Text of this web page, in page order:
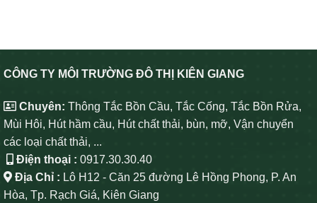
CÔNG TY MÔI TRƯỜNG ĐÔ THỊ KIÊN GIANG
Chuyên: Thông Tắc Bồn Cầu, Tắc Cống, Tắc Bồn Rửa,
Mùi Hôi, Hút hầm cầu, Hút chất thải, bùn, mỡ, Vận chuyển
các loại chất thải, ...
Điện thoại : 0917.30.30.40
Địa Chỉ : Lô H12 - Căn 25 đường Lê Hồng Phong, P. An
Hòa, Tp. Rạch Giá, Kiên Giang